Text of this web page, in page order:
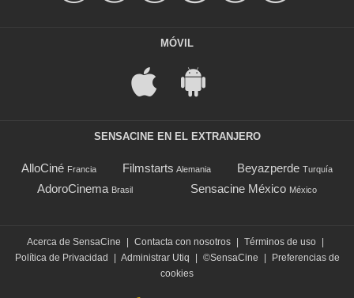
MÓVIL
SENSACINE EN EL EXTRANJERO
AlloCiné Francia Filmstarts Alemania Beyazperde Turquía
AdoroCinema Brasil Sensacine México México
Acerca de SensaCine | Contacta con nosotros | Términos de uso |
Política de Privacidad
| Administrar Utiq | ©SensaCine |
Preferencias de
cookies